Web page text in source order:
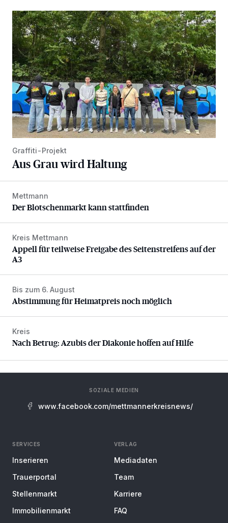
Aus Grau wird Haltung
Graffiti-Projekt
Aus Grau wird Haltung
Der Blotschenmarkt kann stattfinden
Mettmann
Der Blotschenmarkt kann stattfinden
Appell für teilweise Freigabe des Seitenstreifens auf der A3
Kreis Mettmann
Appell für teilweise Freigabe des Seitenstreifens auf der
A3
Abstimmung für Heimatpreis noch möglich
Bis zum 6. August
Abstimmung für Heimatpreis noch möglich
Nach Betrug: Azubis der Diakonie hoffen auf Hilfe
Kreis
Nach Betrug: Azubis der Diakonie hoffen auf Hilfe
SOZIALE MEDIEN
www.facebook.com/mettmannerkreisnews/
SERVICES
Inserieren
Trauerportal
Stellenmarkt
Immobilienmarkt
VERLAG
Mediadaten
Team
Karriere
FAQ